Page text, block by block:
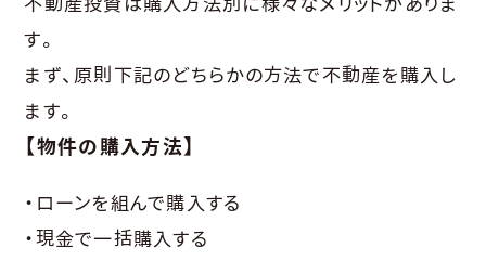
す。
まず、原則下記のどちらかの方法で不動産を購入し
ます。
【物件の購入方法】
・ローンを組んで購入する
・現金で一括購入する